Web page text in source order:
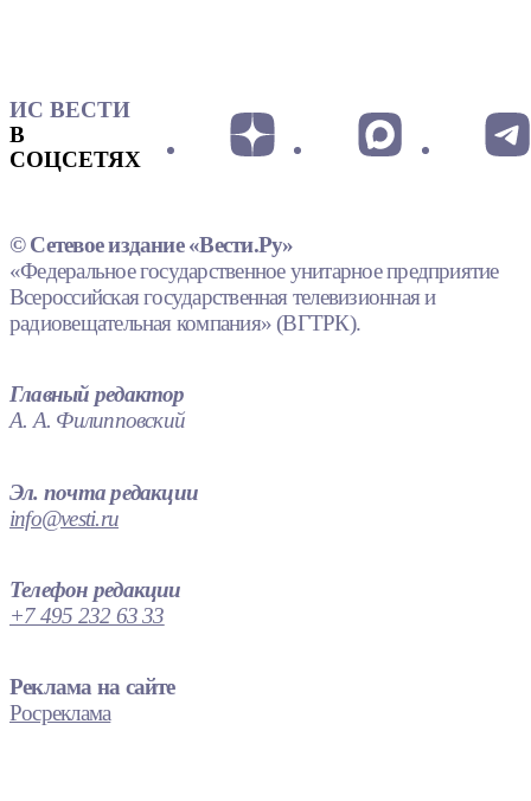
ИС ВЕСТИ
В
СОЦСЕТЯХ
© Сетевое издание «Вести.Ру»
«Федеральное государственное унитарное предприятие
Всероссийская государственная телевизионная и
радиовещательная компания» (ВГТРК).
Главный редактор
А. А. Филипповский
Эл. почта редакции
info@vesti.ru
Телефон редакции
+7 495 232 63 33
Реклама на сайте
Росреклама